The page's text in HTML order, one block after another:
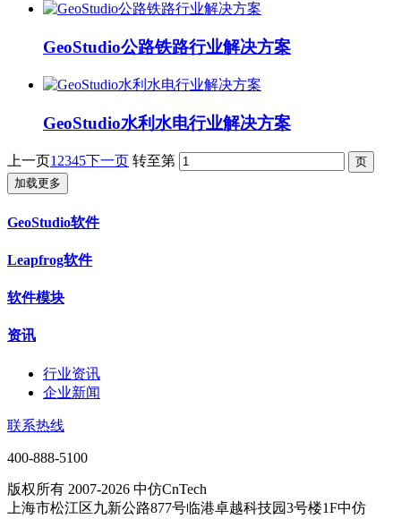
GeoStudio公路铁路行业解决方案
GeoStudio水利水电行业解决方案
上一页1 2345下一页 转至第
加载更多
GeoStudio软件
Leapfrog软件
软件模块
资讯
行业资讯
企业新闻
联系热线
400-888-5100
版权所有 2007-2026 中仿CnTech
上海市松江区九新公路877号临港卓越科技园3号楼1F中仿